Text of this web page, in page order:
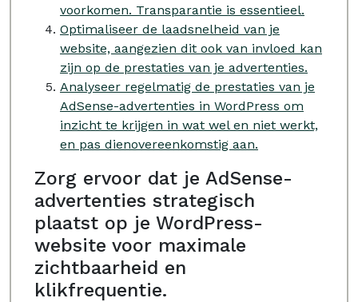
voorkomen. Transparantie is essentieel.
Optimaliseer de laadsnelheid van je
website, aangezien dit ook van invloed kan
zijn op de prestaties van je advertenties.
Analyseer regelmatig de prestaties van je
AdSense-advertenties in WordPress om
inzicht te krijgen in wat wel en niet werkt,
en pas dienovereenkomstig aan.
Zorg ervoor dat je AdSense-
advertenties strategisch
plaatst op je WordPress-
website voor maximale
zichtbaarheid en
klikfrequentie.